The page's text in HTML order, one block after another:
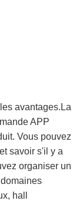
avantages.La
APP
Vous pouvez
savoir s'il y a
organiser un
hall